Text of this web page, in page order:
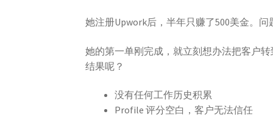
她注册Upwork后，半年只赚了500美金。问
她的第一单刚完成，就立刻想办法把客户
结果呢？
没有任何工作历史积累
Profile 评分空白，客户无法信任